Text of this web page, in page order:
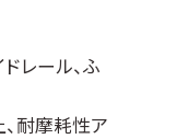
ドレール、ふ
耐摩耗性ア